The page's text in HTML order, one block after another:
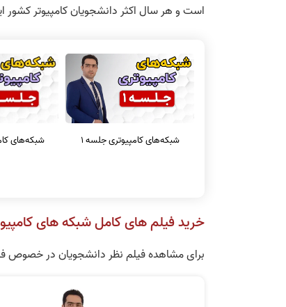
است و هر سال اکثر دانشجویان کامپیوتر کشور
شبکه‌های کامپیوتری جلسه 1 شبکه‌های
خرید فیلم های کامل شبکه های
برای مشاهده فیلم نظر دانشجویان در خصوص